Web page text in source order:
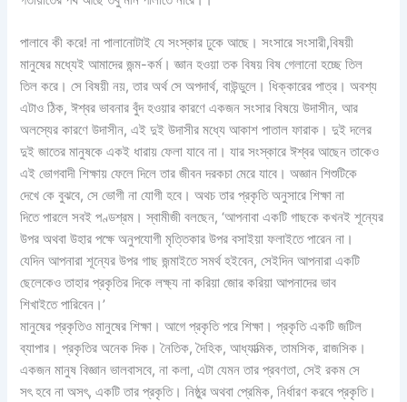
পালাবে কী করে! না পালানোটাই যে সংস্কার ঢুকে আছে। সংসারে সংসারী,বিষয়ী
মানুষের মধ্যেই আমাদের জন্ম-কর্ম। জ্ঞান হওয়া তক বিষয় বিষ গেলানো হচ্ছে তিল
তিল করে। সে বিষয়ী নয়, তার অর্থ সে অপদার্থ, বাউন্ডুলে। ধিক্কারের পাত্র। অবশ্য
এটাও ঠিক, ঈশ্বর ভাবনার বুঁদ হওয়ার কারণে একজন সংসার বিষয়ে উদাসীন, আর
অলস্যের কারণে উদাসীন, এই দুই উদাসীর মধ্যে আকাশ পাতাল ফারাক। দুই দলের
দুই জাতের মানুষকে একই ধারায় ফেলা যাবে না। যার সংস্কারে ঈশ্বর আছেন তাকেও
এই ভোগবাদী শিক্ষায় ফেলে দিলে তার জীবন দরকচা মেরে যাবে। অজ্ঞান শিশুটিকে
দেখে কে বুঝবে, সে ভোগী না যোগী হবে। অথচ তার প্রকৃতি অনুসারে শিক্ষা না
দিতে পারলে সবই পণ্ডশ্রম। স্বামীজী বলছেন, ‘আপনাবা একটি গাছকে কখনই শূন্যের
উপর অথবা উহার পক্ষে অনুপযোগী মৃত্তিকার উপর বসাইয়া ফলাইতে পারেন না।
যেদিন আপনারা শূন্যের উপর গাছ জন্মাইতে সমর্থ হইবেন, সেইদিন আপনারা একটি
ছেলেকেও তাহার প্রকৃতির দিকে লক্ষ্য না করিয়া জোর করিয়া আপনাদের ভাব
শিখাইতে পারিবেন।’
মানুষের প্রকৃতিও মানুষের শিক্ষা। আগে প্রকৃতি পরে শিক্ষা। প্রকৃতি একটি জটিল
ব্যাপার। প্রকৃতির অনেক দিক। নৈতিক, দৈহিক, আধ্যাত্মিক, তামসিক, রাজসিক।
একজন মানুষ বিজ্ঞান ভালবাসবে, না কলা, এটা যেমন তার প্রবণতা, সেই রকম সে
সৎ হবে না অসৎ, একটি তার প্রকৃতি। নিষ্ঠুর অথবা প্রেমিক, নির্ধারণ করবে প্রকৃতি।